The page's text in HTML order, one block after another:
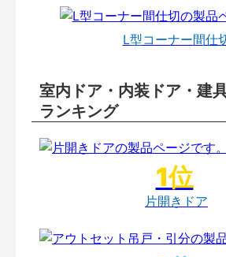
L型コーナー間仕
室内ドア・内装ドア・建
ランキング
片開きドア